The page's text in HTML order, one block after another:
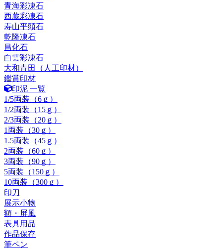
青海彩凍石
西蔵彩凍石
寿山平頭石
乾隆凍石
昌化石
白雲彩凍石
大和青田（人工印材）
鑑賞印材
印泥 一覧
1/5両装（6ｇ）
1/2両装（15ｇ）
2/3両装（20ｇ）
1両装（30ｇ）
1.5両装（45ｇ）
2両装（60ｇ）
3両装（90ｇ）
5両装（150ｇ）
10両装（300ｇ）
印刀
展示小物
額・屏風
表具用品
作品保存
筆ペン